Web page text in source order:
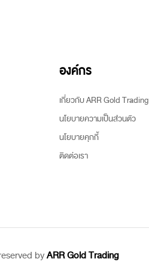
องค์กร
เกี่ยวกับ ARR Gold Trading
นโยบายความเป็นส่วนตัว
นโยบายคุกกี้
ติดต่อเรา
byARR Gold Trading